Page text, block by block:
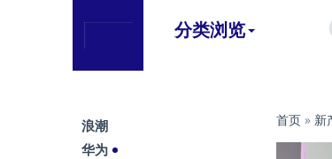
分类浏览
首页 » 新
浪潮
华为